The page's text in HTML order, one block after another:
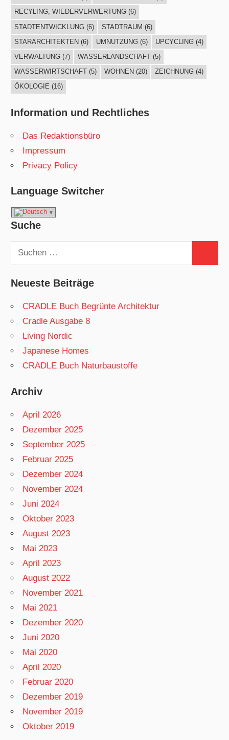
RECYLING, WIEDERVERWERTUNG(6)
STADTENTWICKLUNG(6) STADTRAUM (6)
STARARCHITEKTEN(6) UMNUTZUNG(6) UPCYCLING(4)
VERWALTUNG(7) WASSERLANDSCHAFT(5)
WASSERWIRTSCHAFT(5) WOHNEN (20) ZEICHNUNG(4)
ÖKOLOGIE (16)
Information und Rechtliches
Das Redaktionsbüro
Impressum
Privacy Policy
Language Switcher
Suche
Suchen
nach:
Neueste Beiträge
CRADLE Buch Begrünte Architektur
Cradle Ausgabe 8
Living Nordic
Japanese Homes
CRADLE Buch Naturbaustoffe
Archiv
April 2026
Dezember 2025
September 2025
Februar 2025
Dezember 2024
November 2024
Juni 2024
Oktober 2023
August 2023
Mai 2023
April 2023
August 2022
November 2021
Mai 2021
Dezember 2020
Juni 2020
Mai 2020
April 2020
Februar 2020
Dezember 2019
November 2019
Oktober 2019